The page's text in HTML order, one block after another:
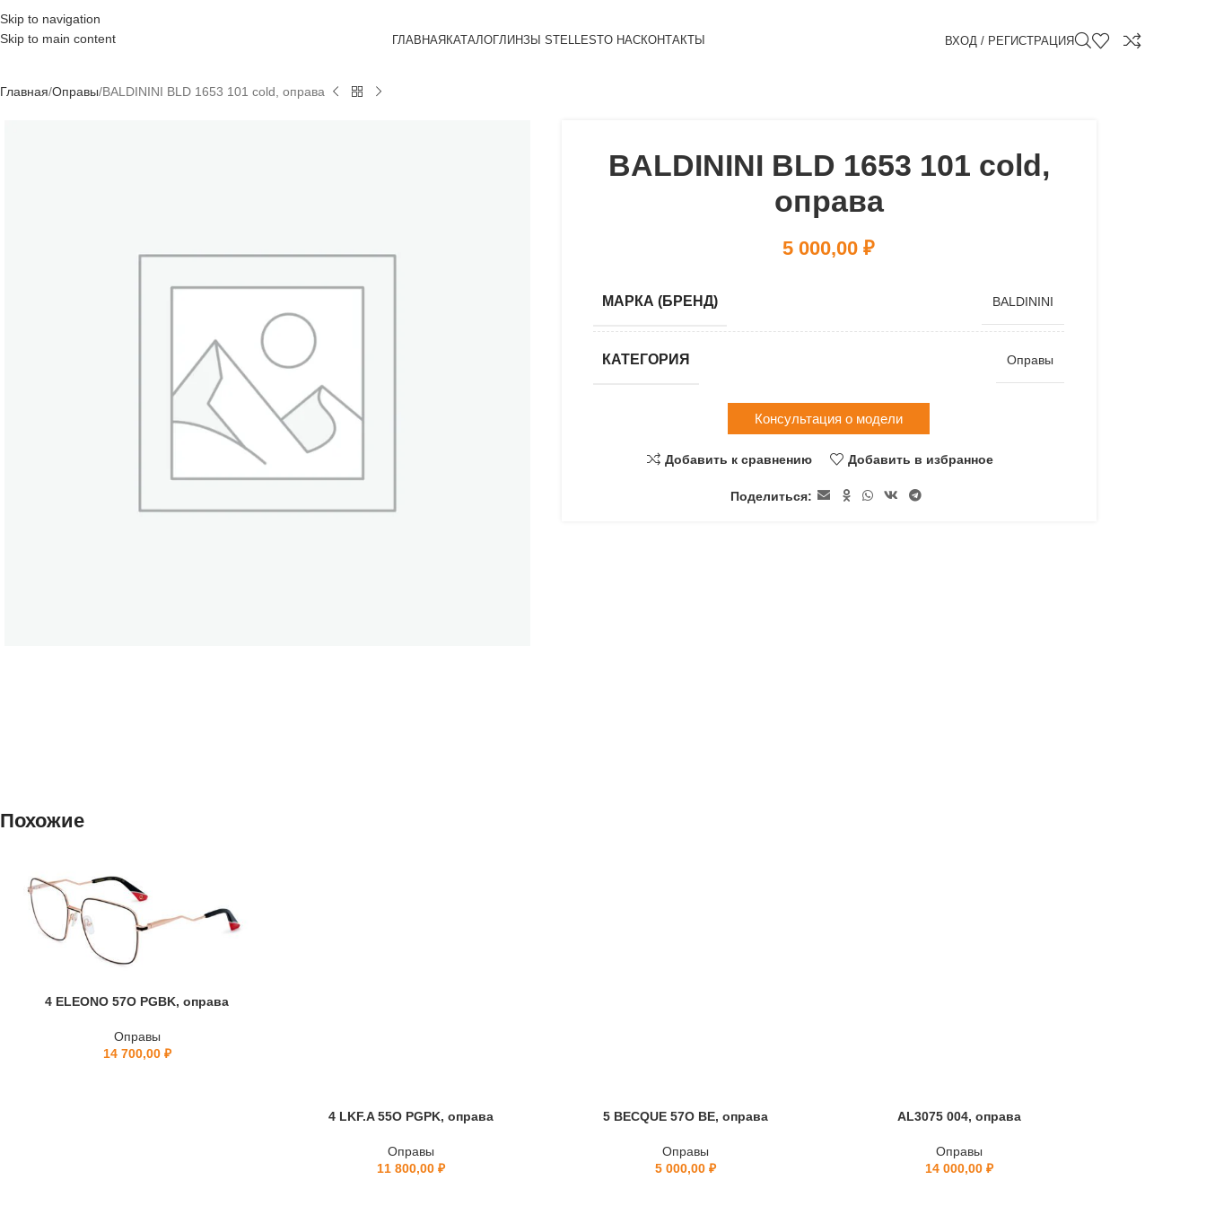
Skip to navigation
Skip to main content
ГЛАВНАЯ КАТАЛОГЛИНЗЫ STELLESTО НАСКОНТАКТЫ ВХОД / РЕГИСТРАЦИЯ
Главная Оправы BALDININI BLD 1653 101 cold, оправа
BALDININI BLD 1653 101 cold,
оправа
5 000,00₽
МАРКА (БРЕНД) BALDININI
КАТЕГОРИЯ Оправы
Консультация о модели
Добавить к сравнению Добавить в избранное
Поделиться:
Похожие
4 ELEONO 57O PGBK, оправа
Оправы
14 700,00 ₽
4 LKF.A 55O PGPK, оправа
Оправы
11 800,00₽
5 BECQUE 57O BE, оправа
Оправы
5 000,00 ₽
AL3075 004, оправа
Оправы
14 000,00₽